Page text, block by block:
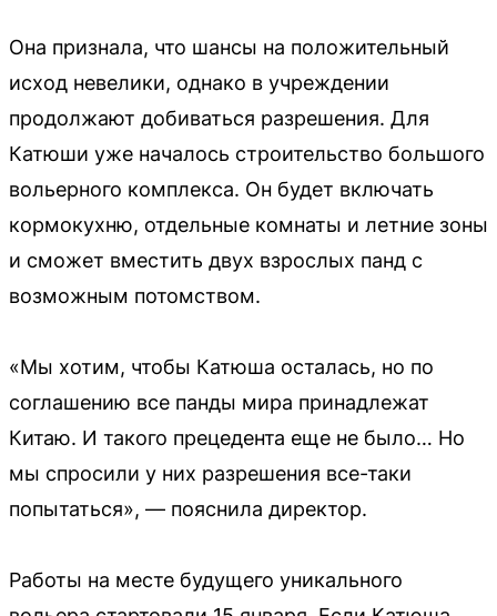
Она признала, что шансы на положительный
исход невелики, однако в учреждении
продолжают добиваться разрешения. Для
Катюши уже началось строительство большого
вольерного комплекса. Он будет включать
кормокухню, отдельные комнаты и летние зоны
и сможет вместить двух взрослых панд с
возможным потомством.
«Мы хотим, чтобы Катюша осталась, но по
соглашению все панды мира принадлежат
Китаю. И такого прецедента еще не было… Но
мы спросили у них разрешения все-таки
попытаться», — пояснила директор.
Работы на месте будущего уникального